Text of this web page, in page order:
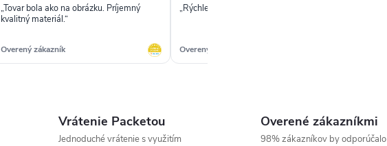
„Tovar bola ako na obrázku. Príjemný
kvalitný materiál.“
Overený zákazník
„Rýchle vybavenie objednávky.“
Overený zákazník
Vrátenie Packetou
Jednoduché vrátenie s využitím
Overené zákazníkmi
98% zákazníkov by odporúčalo